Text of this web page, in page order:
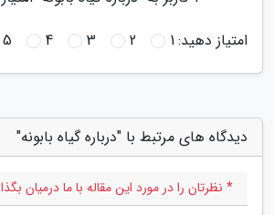
امتیاز دهید:1
2
3
4
5
دیدگاه های مرتبط با "درباره گیاه بابونه"
* نظرتان را در مورد این مقاله با ما درمیان